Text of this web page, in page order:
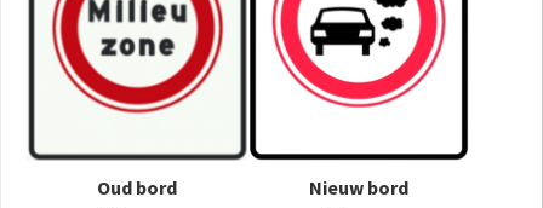
Oud bord
Nieuw bord